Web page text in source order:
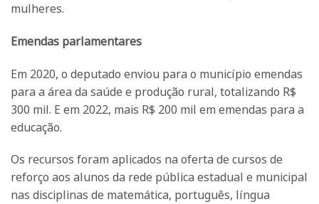
mulheres.
Emendas parlamentares
Em 2020, o deputado enviou para o município emendas
para a área da saúde e produção rural, totalizando R$
300 mil. E em 2022, mais R$ 200 mil em emendas para a
educação.
Os recursos foram aplicados na oferta de cursos de
reforço aos alunos da rede pública estadual e municipal
nas disciplinas de matemática, português, língua